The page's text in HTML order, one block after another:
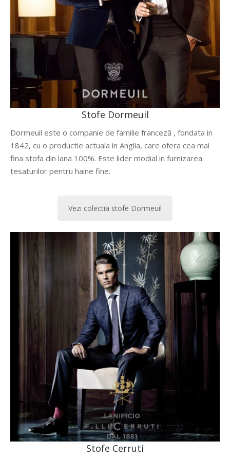
Stofe Dormeuil
Dormeuil este o companie de familie franceză , fondata in
1842, cu o productie actuala in Anglia, care ofera cea mai
fina stofa din lana 100%. Este lider modial in furnizarea
tesaturilor pentru haine fine.
Vezi colectia stofe Dormeuil
Stofe Cerruti